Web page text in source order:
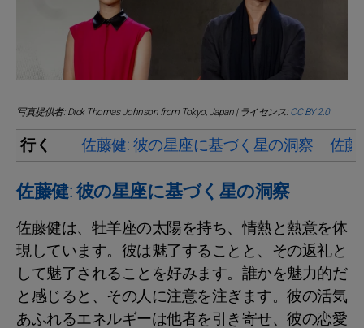
写真提供者: Dick Thomas Johnson from Tokyo, Japan | ライセンス:CC BY 2.0
行く 佐藤健: 彼の星座に基づく星の洞察 佐
佐藤健: 彼の星座に基づく星の洞察
佐藤健は、牡羊座の太陽を持ち、情熱と熱意を体
現しています。彼は魅了することと、その返礼と
して魅了されることを好みます。誰かを魅力的だ
と感じると、その人に注意を注ぎます。彼の活気
あふれるエネルギーは他者を引き寄せ、彼の恋愛